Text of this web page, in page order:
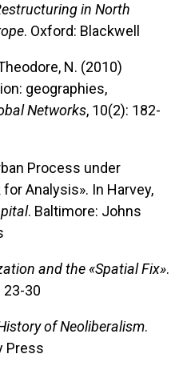
in North
. Oxford: Blackwell
N. (2010)
geographies,
Networks, 10(2): 182-
Process under
Analysis». In Harvey,
. Baltimore: Johns
and the «Spatial Fix».
23-30
of Neoliberalism.
Press